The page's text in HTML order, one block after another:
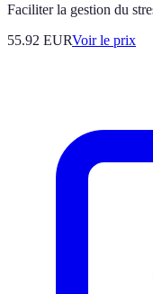
Faciliter la gestion du
55.92 EURVoir le prix